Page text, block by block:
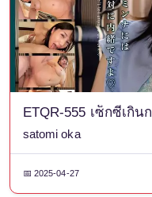
satomi oka
📅 2025-04-27